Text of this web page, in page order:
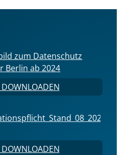
zum Datenschutz
Berlin ab 2024
DOWNLOADEN
DOWNLOADEN